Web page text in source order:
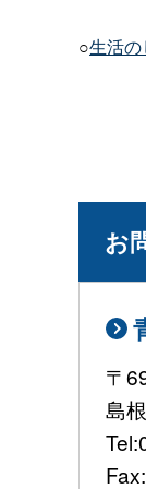
○生活
お
〒
島